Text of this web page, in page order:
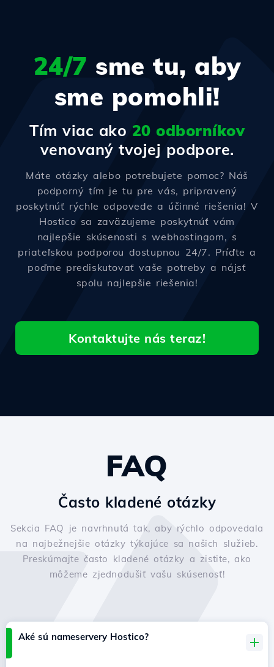
24/7 sme tu, aby
sme pomohli!
Tím viac ako 20 odborníkov
venovaný tvojej podpore.
Máte otázky alebo potrebujete pomoc? Náš
podporný tím je tu pre vás, pripravený
poskytnúť rýchle odpovede a účinné riešenia! V
Hostico sa zaväzujeme poskytnúť vám
najlepšie skúsenosti s webhostingom, s
priateľskou podporou dostupnou 24/7. Príďte a
poďme prediskutovať vaše potreby a nájsť
spolu najlepšie riešenia!
Kontaktujte nás teraz!
FAQ
Často kladené otázky
Sekcia FAQ je navrhnutá tak, aby rýchlo odpovedala
na najbežnejšie otázky týkajúce sa našich služieb.
Preskúmajte často kladené otázky a zistite, ako
môžeme zjednodušiť vašu skúsenosť!
Aké sú nameservery Hostico?